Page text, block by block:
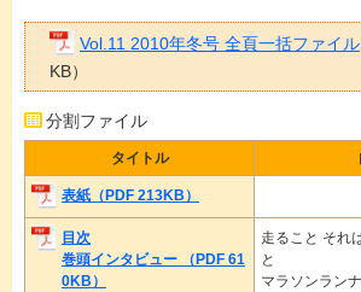
Vol.11 2010年冬号 全頁一括ファイル
KB）
分割ファイル
タイトル
表紙（PDF 213KB）
目次
巻頭インタビュー （PDF 61
0KB）
走ること それ
と
マラソンラン